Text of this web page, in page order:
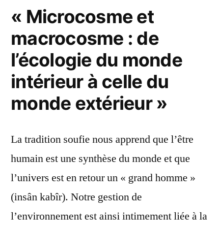
« Microcosme et
macrocosme : de
l’écologie du monde
intérieur à celle du
monde extérieur »
La tradition soufie nous apprend que l’être
humain est une synthèse du monde et que
l’univers est en retour un « grand homme »
(insân kabîr). Notre gestion de
l’environnement est ainsi intimement liée à la